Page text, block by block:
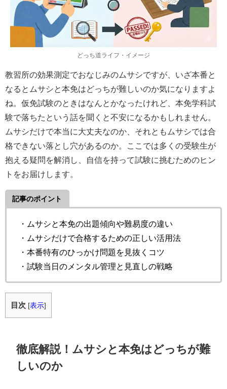
どっち道ライフ・イメージ
教習所の効果測定でおなじみのムサシですが、いざ本番と
なるとムサシと本免はどっちが難しいのか気になりますよ
ね。仮免試験のときはなんとかなったけれど、本免学科試
験で落ちたという話を聞くと不安になるかもしれません。
ムサシだけで本当に大丈夫なのか、それともムサシでは合
格できない落とし穴があるのか。ここでは多くの受験生が
抱える疑問を解消し、自信を持って試験に挑むためのヒン
トをお届けします。
記事のポイント
・ムサシと本免の出題傾向や難易度の違い
・ムサシだけで合格するための正しい活用法
・本番特有のひっかけ問題を見抜くコツ
・試験当日のメンタル管理と見直しの戦略
目次 [表示]
徹底解説！ムサシと本免はどっちが難
しいのか